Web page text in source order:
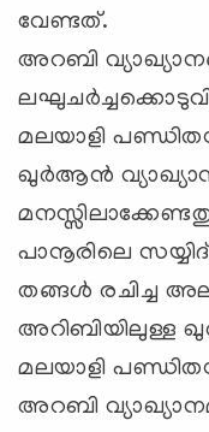
വേണ്ടത്‌.
അറബി
മലയാളി
ഖുര്‍ആന്‍
പാനൂരിലെ
തങ്ങള്‍ രചിച്ച
അറിബിയിലുള്ള
മലയാളി
അറബി